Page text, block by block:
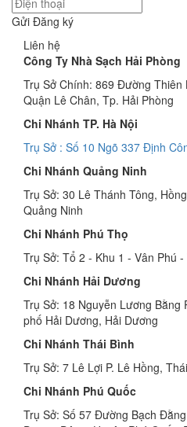
Gửi Đăng ký
Liên hệ
Công Ty Nhà Sạch Hải Phòng
Trụ Sở Chính: 869 Đường Thiên
Quận Lê Chân, Tp. Hải Phòng
Chi Nhánh TP. Hà Nội
Trụ Sở : Số 10 Ngõ 337 Định
Chi Nhánh Quảng Ninh
Trụ Sở: 30 Lê Thánh Tông,
Quảng Ninh
Chi Nhánh Phú Thọ
Trụ Sở: Tổ 2 - Khu 1 - Vân Phú
Chi Nhánh Hải Dương
Trụ Sở: 18 Nguyễn Lương Bằng
phố Hải Dương, Hải Dương
Chi Nhánh Thái Bình
Trụ Sở: 7 Lê Lợi P. Lê Hồng,
Chi Nhánh Phú Quốc
Trụ Sở: Số 57 Đường Bạch